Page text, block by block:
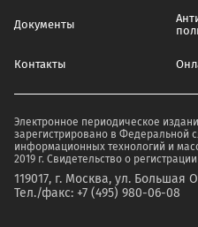
Документы
Контакты
Электронное периодическое
зарегистрировано в Федеральной
информационных технологий и
2019 г. Свидетельство о
119017, г. Москва, ул. Большая
Тел./факс: +7 (495) 980-06-08